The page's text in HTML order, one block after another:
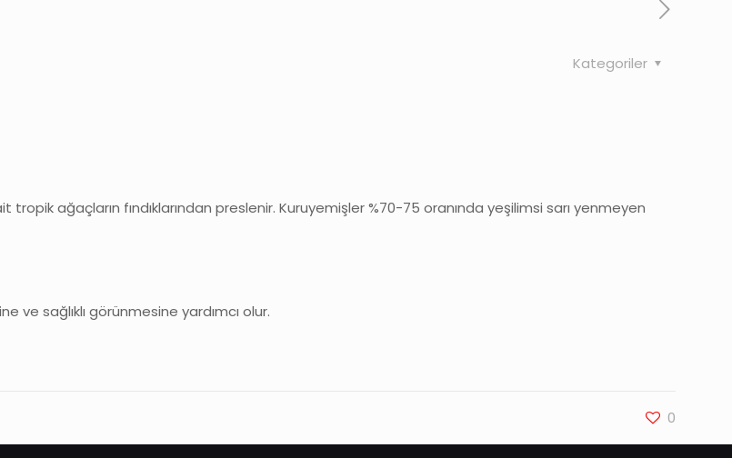
Kategoriler
ağaçların fındıklarından preslenir. Kuruyemişler %70-75 oranında yeşilimsi sarı yenmeyen
ve sağlıklı görünmesine yardımcı olur.
0